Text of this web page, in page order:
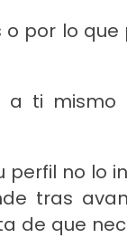
por lo que
a ti
perfil no lo
tras
de que